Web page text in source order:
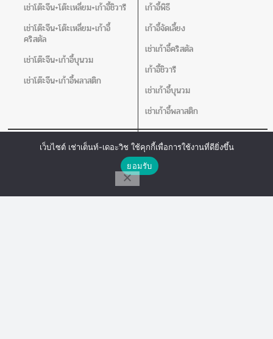
เช่าโต๊ะจีน+โต๊ะเหลี่ยม+เก้าอี้ชิวารี
เช่าโต๊ะจีน+โต๊ะเหลี่ยม+เก้าอี้
คริสตัล
เช่าโต๊ะจีน+เก้าอี้บุนวม
เช่าโต๊ะจีน+เก้าอี้พลาสติก
เก้าอี้พิธี
เก้าอี้จัดเลี้ยง
เช่าเก้าอี้คริสตัล
เก้าอี้ชิวารี
เช่าเก้าอี้บุนวม
เช่าเก้าอี้พลาสติก
เช่าโต๊ะ
อุปกรณ์อิ่นๆ
เช่าชุดอ่างอุ่นอาหาร
Line Chat
เว็บไซต์ เช่าเต็นท์-เดอะวิช ใช้คุกกี้เพื่อการใช้งานที่ดียิ่งขึ้น
ยอมรับ